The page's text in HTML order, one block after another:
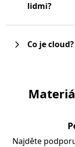
lidmi?
Co je cloud?
Najděte